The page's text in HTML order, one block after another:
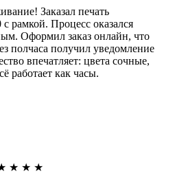
Заказал печать
рамкой. Процесс оказался
Оформил заказ онлайн, что
полчаса получил уведомление
впечатляет: цвета сочные,
работает как часы.
★ ★ ★